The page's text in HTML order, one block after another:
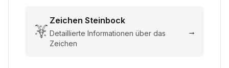
Zeichen Steinbock
Detaillierte Informationen über das
Zeichen
→